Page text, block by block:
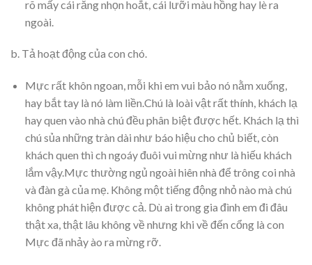
rõ mấy cái răng nhọn hoắt, cái lưỡi màu hồng hay lè ra
ngoài.
b. Tả hoạt động của con chó.
Mực rất khôn ngoan, mỗi khi em vui bảo nó nằm xuống,
hay bắt tay là nó làm liền.Chú là loài vật rất thính, khách lạ
hay quen vào nhà chú đều phân biệt được hết. Khách lạ thì
chú sủa những tràn dài như báo hiệu cho chủ biết, còn
khách quen thì ch ngoáy đuôi vui mừng như là hiếu khách
lắm vậy.Mực thường ngủ ngoài hiên nhà để trông coi nhà
và đàn gà của mẹ. Không một tiếng động nhỏ nào mà chú
không phát hiện được cả. Dù ai trong gia đình em đi đâu
thật xa, thật lâu không về nhưng khi về đến cổng là con
Mực đã nhảy ào ra mừng rỡ.